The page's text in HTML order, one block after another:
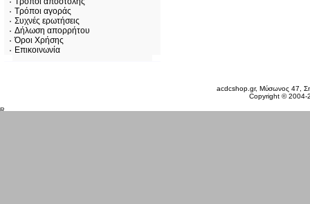
Τρόποι αγοράς
Συχνές ερωτήσεις
Δήλωση απορρήτου
Όροι Χρήσης
Επικοινωνία
acdcshop.gr, Μύσωνος 47,
Copyright ©